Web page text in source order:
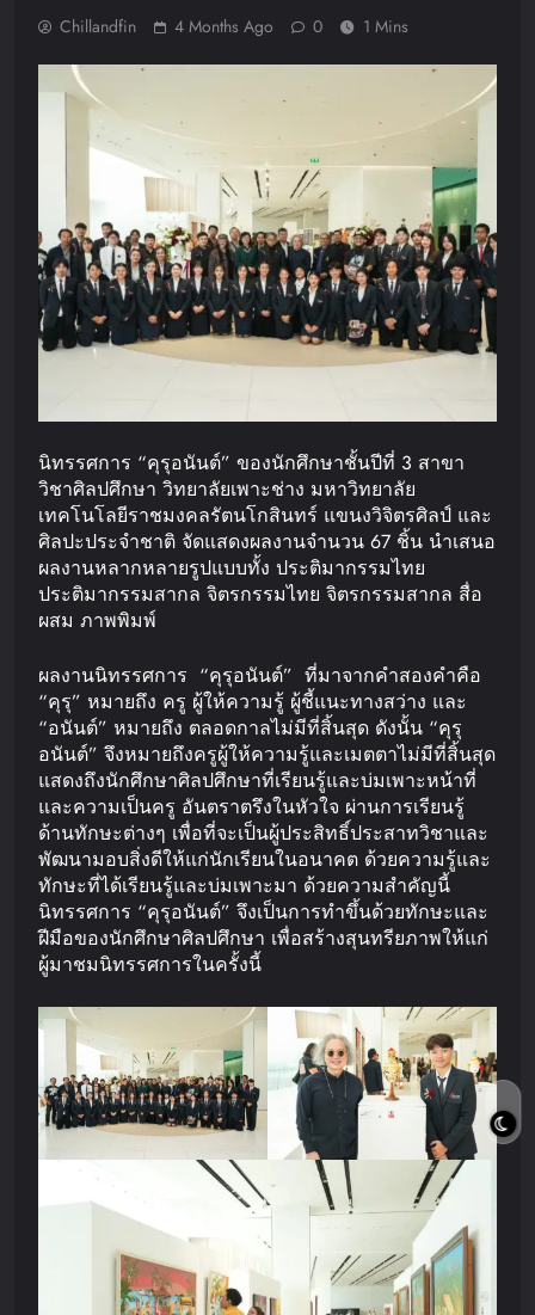
Chillandfin 4 Months Ago 0 1 Mins
นิทรรศการ “คุรุอนันต์” ของนักศึกษาชั้นปีที่ 3 สาขา
วิชาศิลปศึกษา วิทยาลัยเพาะช่าง มหาวิทยาลัย
เทคโนโลยีราชมงคลรัตนโกสินทร์ แขนงวิจิตรศิลป์ และ
ศิลปะประจำชาติ จัดแสดงผลงานจำนวน 67 ชิ้น นำเสนอ
ผลงานหลากหลายรูปแบบทั้ง ประติมากรรมไทย
ประติมากรรมสากล จิตรกรรมไทย จิตรกรรมสากล สื่อ
ผสม ภาพพิมพ์
ผลงานนิทรรศการ “คุรุอนันต์” ที่มาจากคำสองคำคือ
“คุรุ” หมายถึง ครู ผู้ให้ความรู้ ผู้ชี้แนะทางสว่าง และ
“อนันต์” หมายถึง ตลอดกาลไม่มีที่สิ้นสุด ดังนั้น “คุรุ
อนันต์” จึงหมายถึงครูผู้ให้ความรู้และเมตตาไม่มีที่สิ้นสุด
แสดงถึงนักศึกษาศิลปศึกษาที่เรียนรู้และบ่มเพาะหน้าที่
และความเป็นครู อันตราตรึงในหัวใจ ผ่านการเรียนรู้
ด้านทักษะต่างๆ เพื่อที่จะเป็นผู้ประสิทธิ์ประสาทวิชาและ
พัฒนามอบสิ่งดีให้แก่นักเรียนในอนาคต ด้วยความรู้และ
ทักษะที่ได้เรียนรู้และบ่มเพาะมา ด้วยความสำคัญนี้
นิทรรศการ “คุรุอนันต์” จึงเป็นการทำขึ้นด้วยทักษะและ
ฝีมือของนักศึกษาศิลปศึกษา เพื่อสร้างสุนทรียภาพให้แก่
ผู้มาชมนิทรรศการในครั้งนี้